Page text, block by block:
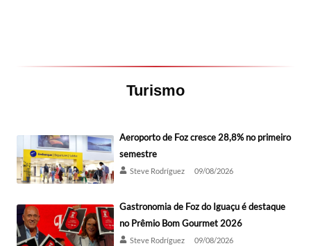
Turismo
Aeroporto de Foz cresce 28,8% no primeiro
semestre
Steve Rodríguez 09/08/2026
Gastronomia de Foz do Iguaçu é destaque
no Prêmio Bom Gourmet 2026
Steve Rodríguez 09/08/2026